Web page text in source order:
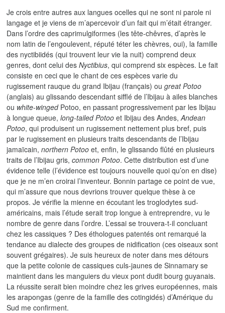
Je crois entre autres aux langues ocelles qui ne sont ni parole ni
langage et je viens de m’apercevoir d’un fait qui m’était étranger.
Dans l’ordre des caprimulgiformes (les tête-chêvres, d’après le
nom latin de l’engoulevent, réputé téter les chèvres, oui), la famille
des nyctibiidés (qui trouvent leur vie la nuit) comprend deux
genres, dont celui desNyctibius, qui comprend six espèces. Le fait
consiste en ceci que le chant de ces espèces varie du
rugissement rauque du grand Ibijau (français) ougreat Potoo
(anglais) au glissando descendant sifflé de l’Ibijau à ailes blanches
ou white-wingedPotoo, en passant progressivement par les Ibijau
à longue queue,long-tailed Potoo et Ibijau des Andes,Andean
Potoo, qui produisent un rugissement nettement plus bref, puis
par le rugissement en plusieurs traits descendants de l’Ibijau
jamaïcain,northern Potoo et, enfin, le glissando flûté en plusieurs
traits de l’Ibijau gris,common Potoo. Cette distribution est d’une
évidence telle (l’évidence est toujours nouvelle quoi qu’on en dise)
que je ne m’en croirai l’inventeur. Bonnin partage ce point de vue,
qui m’assure que nous devrions trouver quelque thèse à ce
propos. Je vérifie la mienne en écoutant les troglodytes sud-
américains, mais l’étude serait trop longue à entreprendre, vu le
nombre de genre dans l’ordre. L’essai se trouvera-t-il concluant
chez les cassiques ? Des éthologues patentés ont remarqué la
tendance au dialecte des groupes de nidification (ces oiseaux sont
souvent grégaires). Je suis heureux de noter dans mes détours
que la petite colonie de cassiques culs-jaunes de Sinnamary se
maintient dans les manguiers du vieux pont dudit bourg guyanais.
La réussite serait bien moindre chez les grives européennes, mais
les arapongas (genre de la famille des cotingidés) d’Amérique du
Sud me confirment.